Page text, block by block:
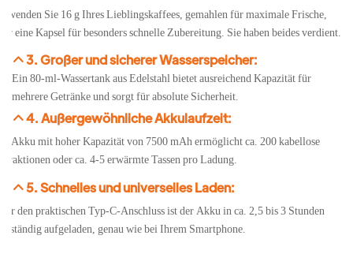
Sie 16 g Ihres Lieblingskaffees, gemahlen für maximale Frische,
eine Kapsel für besonders schnelle Zubereitung. Sie haben beides verdient.
3. Großer und sicherer Wasserspeicher:
Ein 80-ml-Wassertank aus Edelstahl bietet ausreichend Kapazität für
mehrere Getränke und sorgt für absolute Sicherheit.
4. Außergewöhnliche Akkulaufzeit:
Akku mit hoher Kapazität von 7500 mAh ermöglicht ca. 200 kabellose
oder ca. 4-5 erwärmte Tassen pro Ladung.
5. Schnelles und universelles Laden:
den praktischen Typ-C-Anschluss ist der Akku in ca. 2,5 bis 3 Stunden
aufgeladen, genau wie bei Ihrem Smartphone.